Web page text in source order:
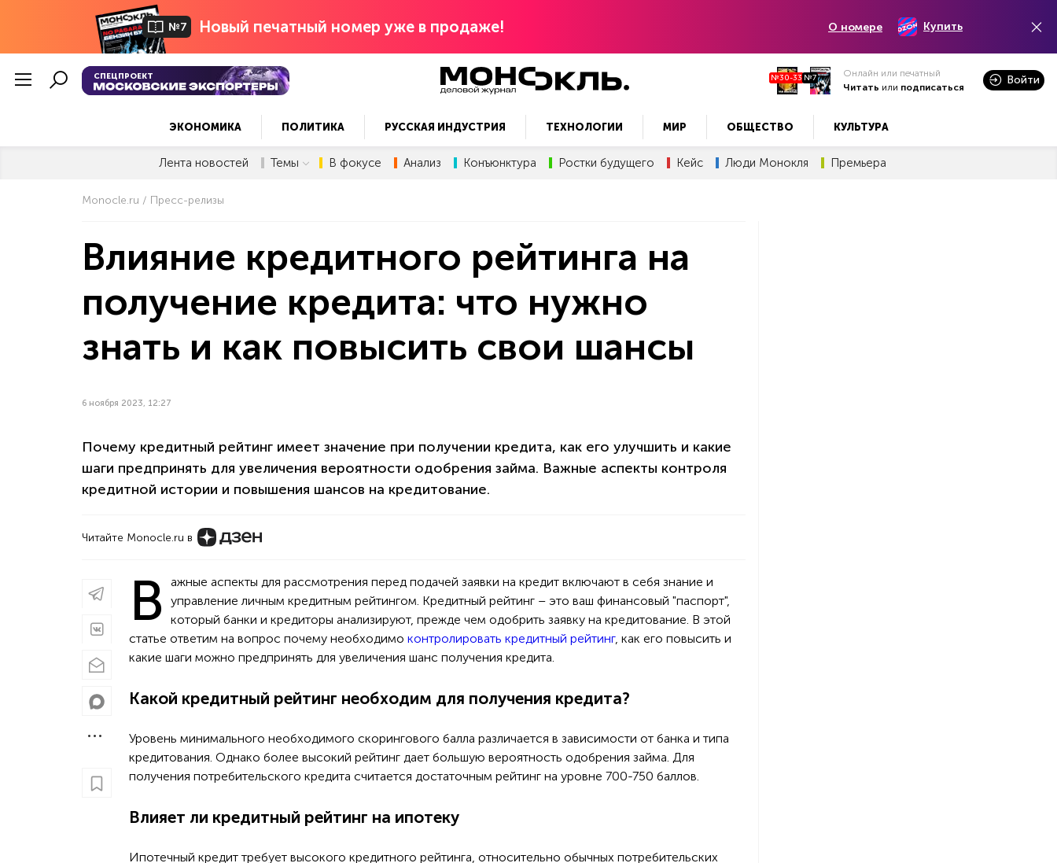
№7 Новый печатный номер уже в продаже! О номере Купить
СПЕЦПРОЕКТ №30-33 №7
Онлайн или печатный
Читать или подписаться
Войти
ЭКОНОМИКА ПОЛИТИКА РУССКАЯ ИНДУСТРИЯ ТЕХНОЛОГИИ МИР ОБЩЕСТВО КУЛЬТУРА
Лента новостей Темы В фокусе Анализ Конъюнктура Ростки будущего Кейс Люди Монокля Премьера
Monocle.ru Пресс-релизы
Влияние кредитного рейтинга на
получение кредита: что нужно
знать и как повысить свои шансы
6 ноября 2023, 12:27
Почему кредитный рейтинг имеет значение при получении кредита, как его улучшить и какие
шаги предпринять для увеличения вероятности одобрения займа. Важные аспекты контроля
кредитной истории и повышения шансов на кредитование.
Читайте Monocle.ru в
В
ажные аспекты для рассмотрения перед подачей заявки на кредит включают в себя знание и
управление личным кредитным рейтингом. Кредитный рейтинг – это ваш финансовый "паспорт",
который банки и кредиторы анализируют, прежде чем одобрить заявку на кредитование. В этой
статье ответим на вопрос почему необходимо контролировать кредитный рейтинг, как его повысить и
какие шаги можно предпринять для увеличения шанс получения кредита.
Какой кредитный рейтинг необходим для получения кредита?
Уровень минимального необходимого скорингового балла различается в зависимости от банка и типа
кредитования. Однако более высокий рейтинг дает большую вероятность одобрения займа. Для
получения потребительского кредита считается достаточным рейтинг на уровне 700-750 баллов.
Влияет ли кредитный рейтинг на ипотеку
Ипотечный кредит требует высокого кредитного рейтинга, относительно обычных потребительских